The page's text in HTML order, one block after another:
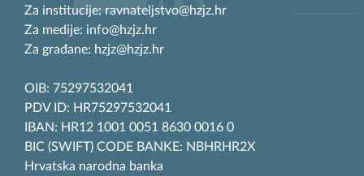
Za institucije: ravnateljstvo@hzjz.hr
Za medije: info@hzjz.hr
Za građane: hzjz@hzjz.hr
OIB: 75297532041
PDV ID: HR75297532041
IBAN: HR12 1001 0051 8630 0016 0
BIC (SWIFT) CODE BANKE: NBHRHR2X
Hrvatska narodna banka